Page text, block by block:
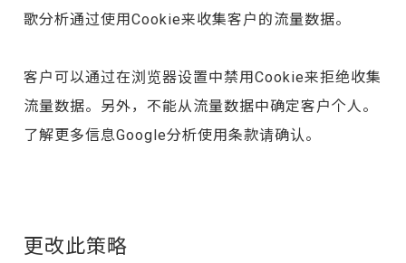
歌分析通过使用Cookie来收集客户的流量数据。
客户可以通过在浏览器设置中禁用Cookie来拒绝收集
流量数据。另外，不能从流量数据中确定客户个人。
了解更多信息Google分析使用条款请确认。
更改此策略